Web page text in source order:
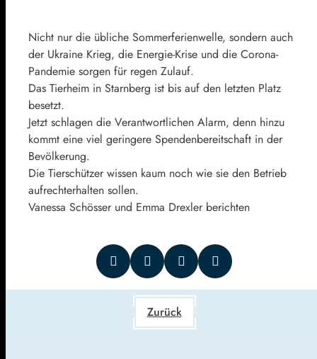
Nicht nur die übliche Sommerferienwelle, sondern auch
der Ukraine Krieg, die Energie-Krise und die Corona-
Pandemie sorgen für regen Zulauf.
Das Tierheim in Starnberg ist bis auf den letzten Platz
besetzt.
Jetzt schlagen die Verantwortlichen Alarm, denn hinzu
kommt eine viel geringere Spendenbereitschaft in der
Bevölkerung.
Die Tierschützer wissen kaum noch wie sie den Betrieb
aufrechterhalten sollen.
Vanessa Schösser und Emma Drexler berichten
Zurück